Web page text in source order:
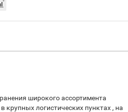
широкого ассортимента
логистических пунктах , на